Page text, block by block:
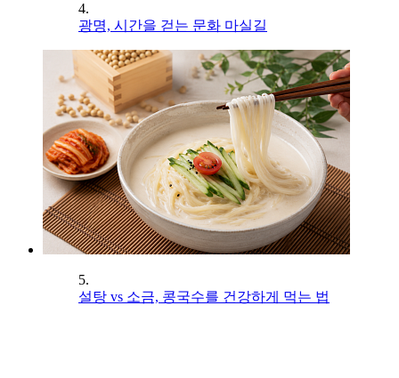
4.
광명, 시간을 걷는 문화 마실길
5.
설탕 vs 소금, 콩국수를 건강하게 먹는 법